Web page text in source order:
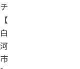
チ
【
白
河
市